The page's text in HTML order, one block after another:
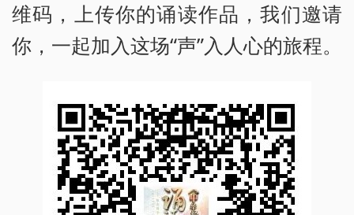
维码，上传你的诵读作品，我们邀请
你，一起加入这场“声”入人心的旅程。